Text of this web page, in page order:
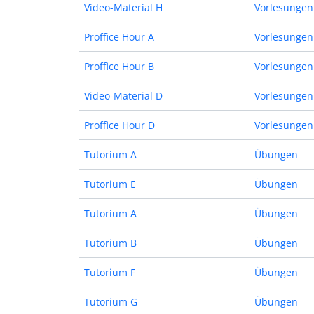
Video-Material H Vorlesungen
Proffice Hour A Vorlesungen
Proffice Hour B Vorlesungen
Video-Material D Vorlesungen
Proffice Hour D Vorlesungen
Tutorium A Übungen
Tutorium E Übungen
Tutorium A Übungen
Tutorium B Übungen
Tutorium F Übungen
Tutorium G Übungen